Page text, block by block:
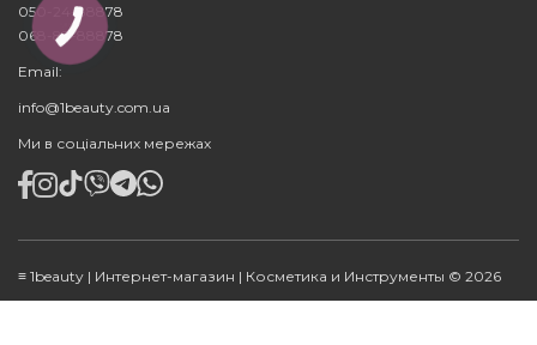
050-24-88878
068-83-88878
Email:
info@1beauty.com.ua
Ми в соціальних мережах
≡ 1beauty | Интернет-магазин | Косметика и Инструменты © 2026
КНОПКА
ЗВ'ЯЗКУ